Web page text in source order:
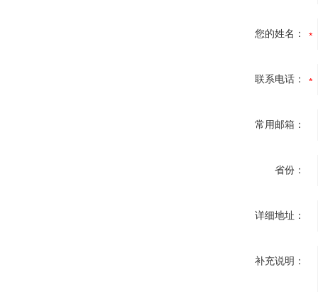
您的姓名：
联系电话：
常用邮箱：
省份：
详细地址：
补充说明：